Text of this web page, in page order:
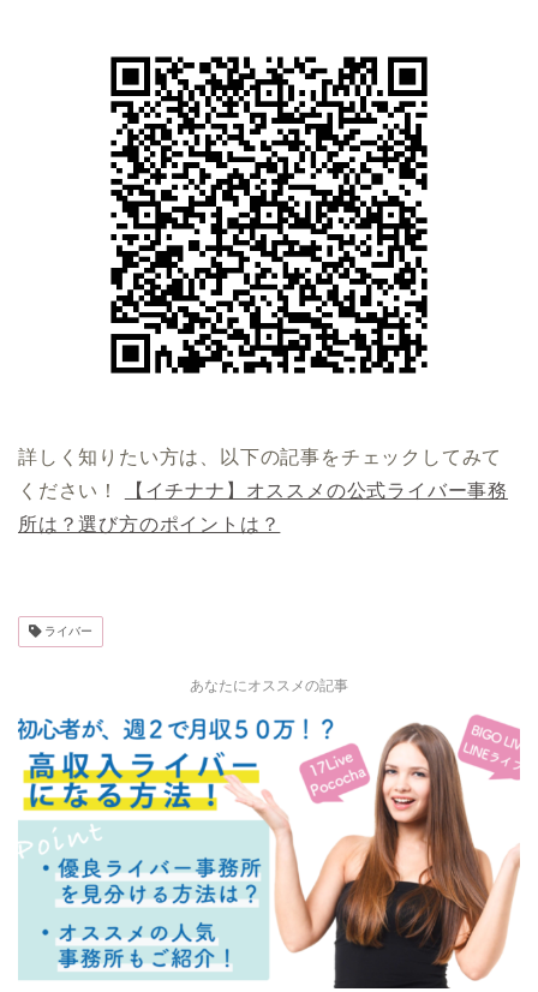
詳しく知りたい方は、以下の記事をチェックしてみて
ください！
【イチナナ】オススメの公式ライバー事務
所は？選び方のポイントは？
ライバー
あなたにオススメの記事